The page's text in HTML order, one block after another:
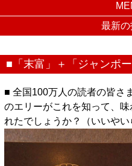
最新
■「末富」＋「ジャンポ
■ 全国100万人の読者の皆さ
のエリーがこれを知って、
れたでしょうか？（いいやい